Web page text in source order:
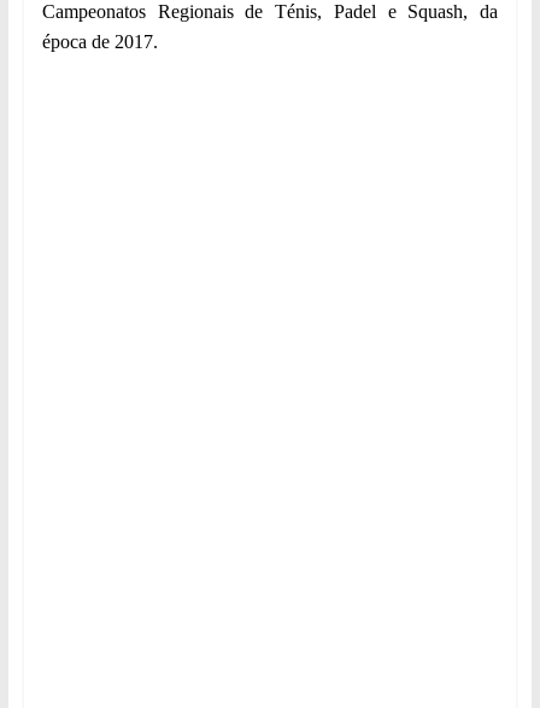
Campeonatos Regionais de Ténis, Padel e Squash, da
época de 2017.